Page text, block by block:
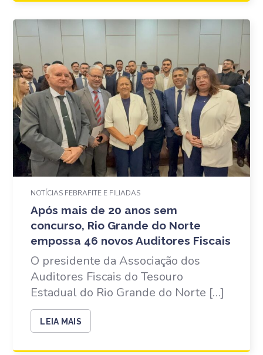
NOTÍCIAS FEBRAFITE E FILIADAS
Após mais de 20 anos sem
concurso, Rio Grande do Norte
empossa 46 novos Auditores Fiscais
O presidente da Associação dos
Auditores Fiscais do Tesouro
Estadual do Rio Grande do Norte […]
LEIA MAIS